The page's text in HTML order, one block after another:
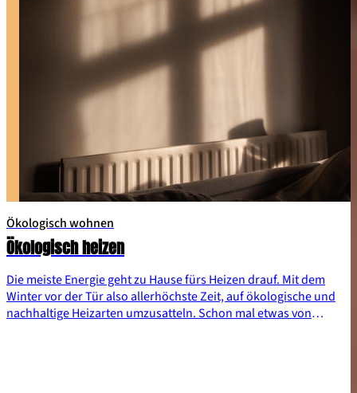
Ökologisch wohnen
Ökologisch heizen
Die meiste Energie geht zu Hause fürs Heizen drauf. Mit dem
Winter vor der Tür also allerhöchste Zeit, auf ökologische und
nachhaltige Heizarten umzusatteln. Schon mal etwas von